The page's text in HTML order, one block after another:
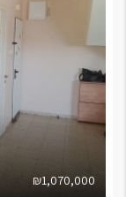
₪1,070,000